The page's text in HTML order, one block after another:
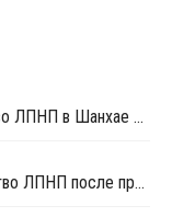
Shanghai Secco возобновила производство ЛПНП в Шанхае после ремонта
Wanhua Chemical возобновила производство ЛПНП после профилактики